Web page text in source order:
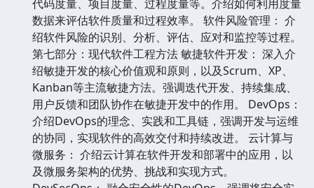
代码度量、项目度量、过程度量等。介绍如何利用度量
数据来评估软件质量和过程效率。 软件风险管理： 介
绍软件风险的识别、分析、评估、应对和监控等过程。
第七部分：现代软件工程方法 敏捷软件开发： 深入介
绍敏捷开发的核心价值观和原则，以及Scrum、XP、
Kanban等主流敏捷方法。强调迭代开发、持续集成、
用户反馈和团队协作在敏捷开发中的作用。 DevOps：
介绍DevOps的理念、实践和工具链，强调开发与运维
的协同，实现软件的高效交付和持续改进。 云计算与
微服务： 介绍云计算在软件开发和部署中的应用，以
及微服务架构的优势、挑战和实现方式。